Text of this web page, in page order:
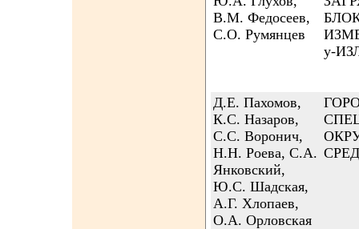
В.М. Федосеев,
С.О. Румянцев
y-
Д.Е. Пахомов,
К.С. Назаров,
С.С. Воронич,
Н.Н. Роева, С.А.
Янковский,
Ю.С. Шадская,
А.Г. Хлопаев,
О.А. Орловская